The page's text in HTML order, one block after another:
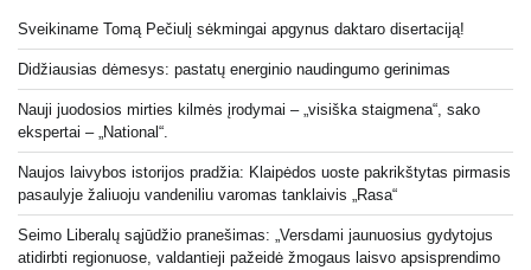
Sveikiname Tomą Pečiulį sėkmingai apgynus daktaro disertaciją!
Didžiausias dėmesys: pastatų energinio naudingumo gerinimas
Nauji juodosios mirties kilmės įrodymai – „visiška staigmena“, sako
ekspertai – „National“.
Naujos laivybos istorijos pradžia: Klaipėdos uoste pakrikštytas pirmasis
pasaulyje žaliuoju vandeniliu varomas tanklaivis „Rasa“
Seimo Liberalų sąjūdžio pranešimas: „Versdami jaunuosius gydytojus
atidirbti regionuose, valdantieji pažeidė žmogaus laisvo apsisprendimo